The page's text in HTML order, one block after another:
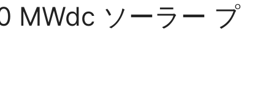
MWdc ソーラー プ